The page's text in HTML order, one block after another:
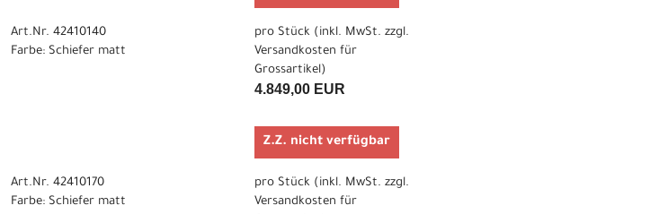
Art.Nr. 42410140
Farbe: Schiefer matt
pro Stück (inkl. MwSt. zzgl.
Versandkosten für
Grossartikel)
4.849,00 EUR
Z.Z. nicht verfügbar
Art.Nr. 42410170
Farbe: Schiefer matt
pro Stück (inkl. MwSt. zzgl.
Versandkosten für